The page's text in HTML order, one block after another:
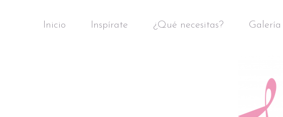
Inicio Inspírate ¿Qué necesitas? Galería